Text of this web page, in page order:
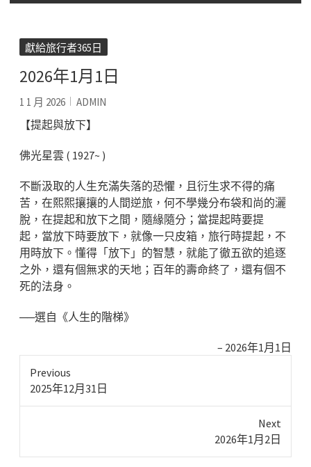
獻給旅行者365日
2026年1月1日
1 1 月 2026 ADMIN
【提起與放下】
佛光星雲 ( 1927~ )
不斷汲取的人生充滿失落的恐懼，且衍生求不得的痛
苦，在熙熙攘攘的人間逆旅，何不學幾分布袋和尚的灑
脫，在提起和放下之間，隨緣隨分；當提起時要提
起，當放下時要放下，就像一只皮箱，旅行時提起，不
用時放下。懂得「放下」的智慧，就能了徹五欲的追逐
之外，還有個無求的天地；百年的壽命終了，還有個不
死的法身。
──選自《人生的階梯》
2026年1月1日
Previous
Previous
2025年12月31日
Next
2026年1月2日